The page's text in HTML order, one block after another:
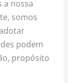
a nossa
somos
podem
propósito